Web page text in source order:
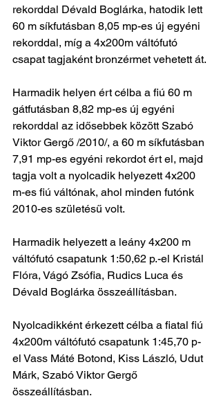
rekorddal Dévald Boglárka, hatodik lett
60 m síkfutásban 8,05 mp-es új egyéni
rekorddal, míg a 4x200m váltófutó
csapat tagjaként bronzérmet vehetett át.
Harmadik helyen ért célba a fiú 60 m
gátfutásban 8,82 mp-es új egyéni
rekorddal az idősebbek között Szabó
Viktor Gergő /2010/, a 60 m síkfutásban
7,91 mp-es egyéni rekordot ért el, majd
tagja volt a nyolcadik helyezett 4x200
m-es fiú váltónak, ahol minden futónk
2010-es születésű volt.
Harmadik helyezett a leány 4x200 m
váltófutó csapatunk 1:50,62 p.-el Kristál
Flóra, Vágó Zsófia, Rudics Luca és
Dévald Boglárka összeállításban.
Nyolcadikként érkezett célba a fiatal fiú
4x200m váltófutó csapatunk 1:45,70 p-
el Vass Máté Botond, Kiss László, Udut
Márk, Szabó Viktor Gergő
összeállításban.